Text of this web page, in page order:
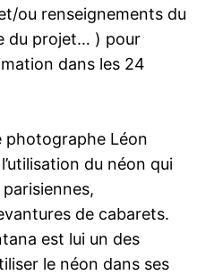
ou renseignements du
du projet… ) pour
dans les 24
photographe Léon
du néon qui
de cabarets.
est lui un des
le néon dans ses